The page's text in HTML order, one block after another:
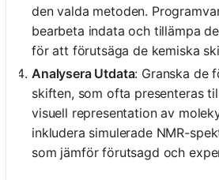
den valda metoden.
bearbeta indata och tillämpa
för att förutsäga de kemiska
Analysera Utdata: Granska de
skiften, som ofta presenteras
visuell representation av
inkludera simulerade NMR-
som jämför förutsagd och